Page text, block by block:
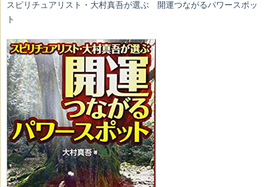
スピリチュアリスト・大村真吾が選ぶ 開運つながるパワースポッ
ト